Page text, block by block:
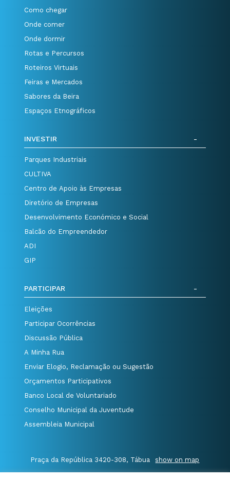
Como chegar
Onde comer
Onde dormir
Rotas e Percursos
Roteiros Virtuais
Feiras e Mercados
Sabores da Beira
Espaços Etnográficos
INVESTIR
Parques Industriais
CULTIVA
Centro de Apoio às Empresas
Diretório de Empresas
Desenvolvimento Económico e Social
Balcão do Empreendedor
ADI
GIP
PARTICIPAR
Eleições
Participar Ocorrências
Discussão Pública
A Minha Rua
Enviar Elogio, Reclamação ou Sugestão
Orçamentos Participativos
Banco Local de Voluntariado
Conselho Municipal da Juventude
Assembleia Municipal
Praça da República 3420-308, Tábua show on map